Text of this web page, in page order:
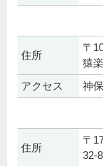
住所
〒
猿
アクセス 神
住所
〒
32-